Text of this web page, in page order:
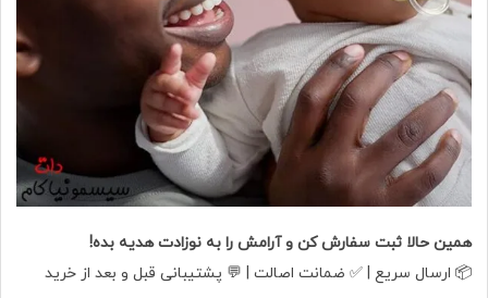
همین حالا ثبت سفارش کن و آرامش را به نوزادت هدیه بده!
📦 ارسال سریع | ✅ ضمانت اصالت | 💬 پشتیبانی قبل و بعد از خرید